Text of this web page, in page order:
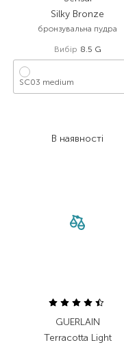
Silky Bronze
бронзувальна пудра
Вибір 8.5 G
SC03 medium
В наявності
GUERLAIN
Terracotta Light